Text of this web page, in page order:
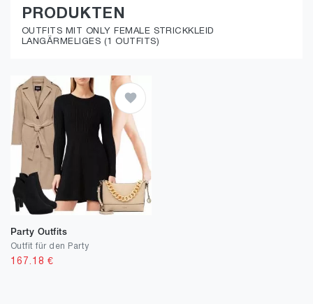
PRODUKTEN
OUTFITS MIT ONLY FEMALE STRICKKLEID
LANGÄRMELIGES (1 OUTFITS)
Party Outfits
Outfit für den Party
167.18 €